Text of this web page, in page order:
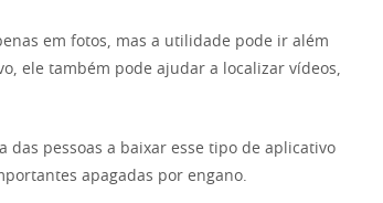
em fotos, mas a utilidade pode ir além
ele também pode ajudar a localizar vídeos,
das pessoas a baixar esse tipo de aplicativo
apagadas por engano.